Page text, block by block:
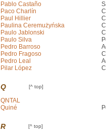
Pablo Castaño
Paco Charlín
Paul Hillier
Paulina Ceremużyńska
Paulo Jablonski
Paulo Silva
Pedro Barroso
Pedro Fragoso
Pedro Leal
Pilar López
Q [^ top]
QNTAL
Quiné
R [^ top]